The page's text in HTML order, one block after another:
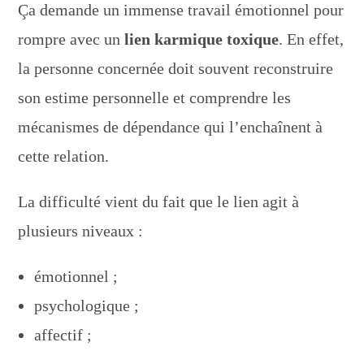
Ça demande un immense travail émotionnel pour
rompre avec unlien karmique toxique. En effet,
la personne concernée doit souvent reconstruire
son estime personnelle et comprendre les
mécanismes de dépendance qui l’enchaînent à
cette relation.
La difficulté vient du fait que le lien agit à
plusieurs niveaux :
émotionnel ;
psychologique ;
affectif ;